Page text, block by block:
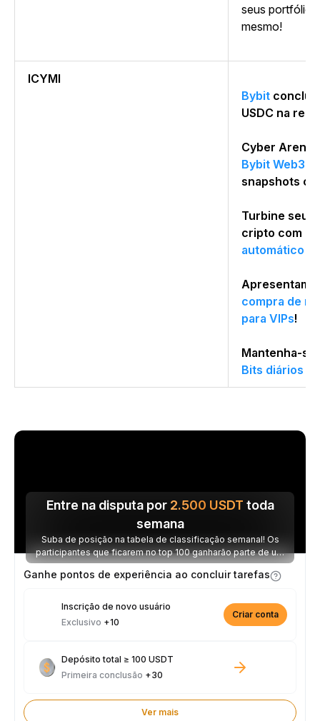
seus
mesmo!
ICYMI
Bybit conclui
USDC na
Cyber Arena
Bybit Web3
snapshots
Turbine seus
cripto com
automático
compra de
para VIPs!
Mantenha-
Bits diários
Entre na disputa por 2.500 USDT toda
semana
Suba de posição na tabela de classificação semanal! Os
participantes que ficarem no top 100 ganharão parte de um
prêmio de 2.500 USDT toda semana.
Ganhe pontos de experiência ao concluir tarefas
Inscrição de novo usuário
Exclusivo +10
Criar conta
Depósito total ≥ 100 USDT
Primeira conclusão +30
Ver mais